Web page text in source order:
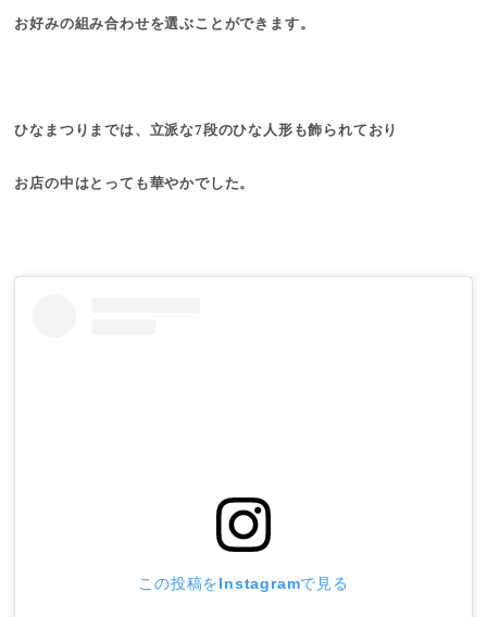
お好みの組み合わせを選ぶことができます。
ひなまつりまでは、立派な7段のひな人形も飾られており
お店の中はとっても華やかでした。
この投稿をInstagramで見る